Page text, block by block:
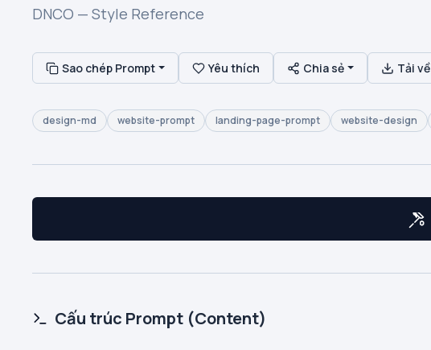
DNCO — Style Reference
Sao chép Prompt Yêu thích Chia sẻ Tải về
design-md website-prompt landing-page-prompt website-design
Cấu trúc Prompt (Content)